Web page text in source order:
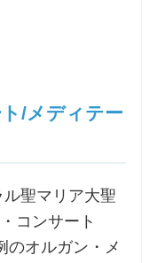
/メディテー
聖マリア大聖
コンサート
のオルガン・メ